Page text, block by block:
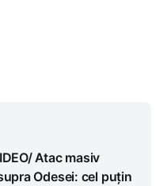
Atac masiv
Odesei: cel puțin